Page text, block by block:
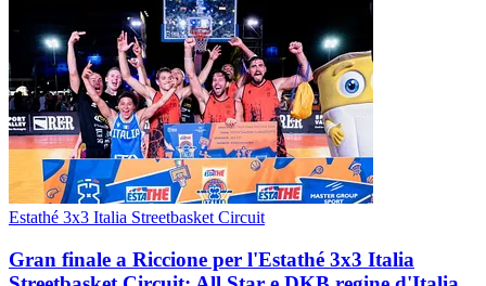
Estathé 3x3 Italia Streetbasket Circuit
Gran finale a Riccione per l'Estathé 3x3 Italia